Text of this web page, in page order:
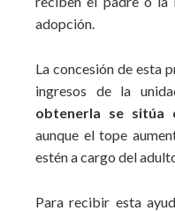
adopción.
La concesión de esta
ingresos de la
obtenerla se sitúa
aunque el tope
estén a cargo del
Para recibir esta